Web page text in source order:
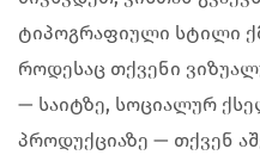
ტიპოგრაფიული სტილი
როდესაც თქვენი
— საიტზე, სოციალურ
პროდუქციაზე — თქვენ